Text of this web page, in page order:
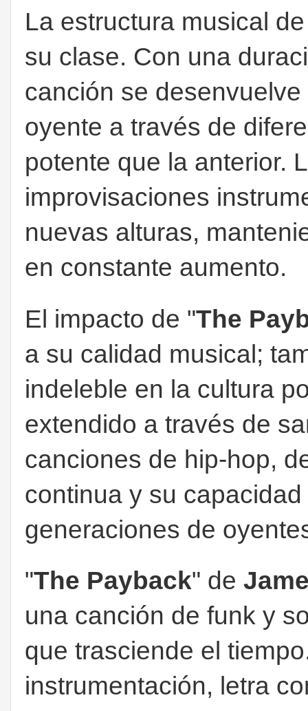
La estructura musical
su clase. Con una
canción se
oyente a través de
potente que la anterior.
improvisaciones
nuevas alturas,
en constante aumento.
El impacto de "The
a su calidad musical;
indeleble en la cultura
extendido a través de
canciones de hip-hop,
continua y su
generaciones de
"The Payback" de
una canción de funk y
que trasciende el
instrumentación, letra